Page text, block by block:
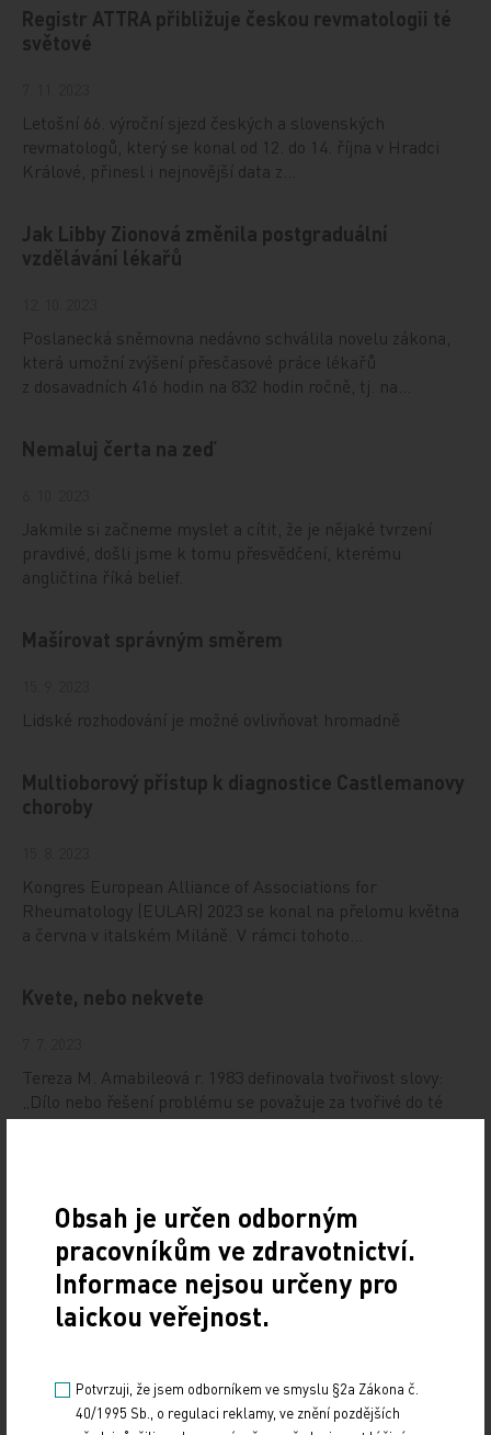
Registr ATTRA přibližuje českou revmatologii té
světové
Letošní 66. výroční sjezd českých a slovenských
revmatologů, který se konal od 12. do 14. října v Hradci
Králové, přinesl i nejnovější data z…
Jak Libby Zionová změnila postgraduální
vzdělávání lékařů
Poslanecká sněmovna nedávno schválila novelu zákona,
která umožní zvýšení přesčasové práce lékařů
z dosavadních 416 hodin na 832 hodin ročně, tj. na…
Nemaluj čerta na zeď
Jakmile si začneme myslet a cítit, že je nějaké tvrzení
pravdivé, došli jsme k tomu přesvědčení, kterému
angličtina říká belief.
Mašírovat správným směrem
Lidské rozhodování je možné ovlivňovat hromadně
Multioborový přístup k diagnostice Castlemanovy
choroby
Kongres European Alliance of Associations for
Rheumatology (EULAR) 2023 se konal na přelomu května
a června v italském Miláně. V rámci tohoto…
Kvete, nebo nekvete
Tereza M. Amabileová r. 1983 definovala tvořivost slovy:
„Dílo nebo řešení problému se považuje za tvořivé do té
míry, do jaké je jak novým, tak…
9. 6. 2023
Knutě, kterou byli celá staletí trestáni námořníci,
se říkalo tříocasá kočka, přestože měla až devět pramenů.
Někdy si ji provinilci museli uplést…
Prevence, diagnostika a léčba osteoporózy se
přesouvá do primární péče
Obsah je určen odborným
pracovníkům ve zdravotnictví.
Informace nejsou určeny pro
laickou veřejnost.
Potvrzuji, že jsem odborníkem ve smyslu §2a Zákona č.
40/1995 Sb., o regulaci reklamy, ve znění pozdějších